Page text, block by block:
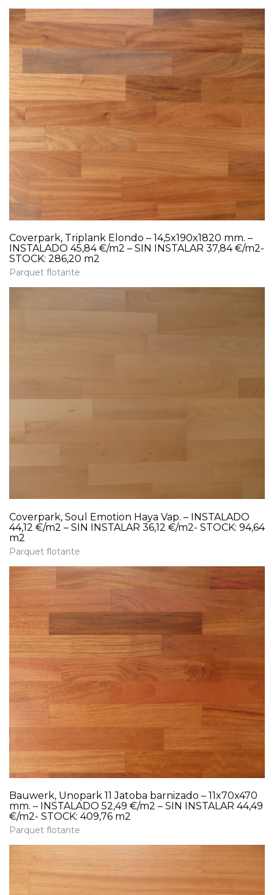
Coverpark, Triplank Elondo – 14,5x190x1820 mm. –
INSTALADO 45,84 €/m2 – SIN INSTALAR 37,84 €/m2-
STOCK: 286,20 m2
Parquet flotante
Coverpark, Soul Emotion Haya Vap. – INSTALADO
44,12 €/m2 – SIN INSTALAR 36,12 €/m2- STOCK: 94,64
m2
Parquet flotante
Bauwerk, Unopark 11 Jatoba barnizado – 11x70x470
mm. – INSTALADO 52,49 €/m2 – SIN INSTALAR 44,49
€/m2- STOCK: 409,76 m2
Parquet flotante